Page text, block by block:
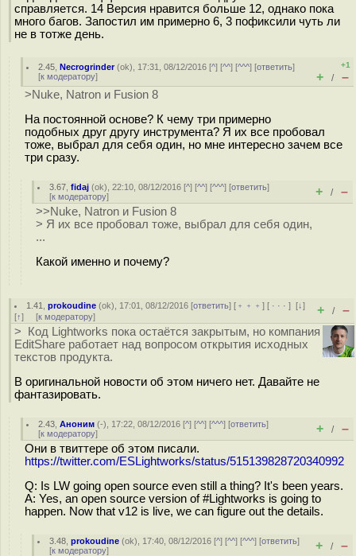
справляется. 14 Версия нравится больше 12, однако пока
много багов. Запостил им примерно 6, 3 пофиксили чуть ли
не в тотже день.
2.45 ,Necrogrinder(ok), 17:31, 08/12/2016 [^] [^^] [^^^] [ответить]
[к модератору]
+1
+ / –
>Nuke, Natron и Fusion 8
На постоянной основе? К чему три примерно
подобных друг другу инструмента? Я их все пробовал
тоже, выбрал для себя один, но мне интересно зачем все
три сразу.
3.67 ,fidaj (ok), 22:10, 08/12/2016 [^] [^^] [^^^] [ответить]
[к модератору] + / –
>>Nuke, Natron и Fusion 8
> Я их все пробовал тоже, выбрал для себя один,
...
Какой именно и почему?
1.41 ,prokoudine (ok), 17:01, 08/12/2016 [ответить] [ ﹢﹢﹢] [ · · ·][↓]
[↑] [к модератору] + / –
> Код Lightworks пока остаётся закрытым, но компания
EditShare работает над вопросом открытия исходных
текстов продукта.
В оригинальной новости об этом ничего нет. Давайте не
фантазировать.
2.43 ,Аноним (-), 17:22, 08/12/2016 [^] [^^] [^^^] [ответить]
[к модератору] + / –
Они в твиттере об этом писали.
https://twitter.com/ESLightworks/status/515139828720340992
Q: Is LW going open source even still a thing? It's been years.
A: Yes, an open source version of #Lightworks is going to
happen. Now that v12 is live, we can figure out the details.
3.48 ,prokoudine (ok), 17:40, 08/12/2016 [^] [^^] [^^^] [ответить]
[к модератору] + / –